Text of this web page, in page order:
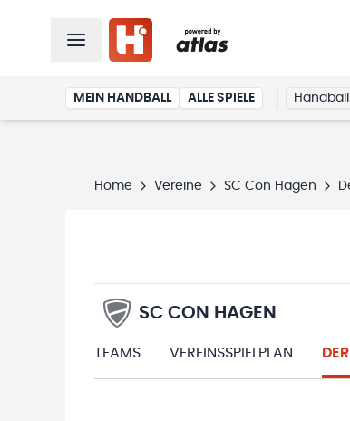
MEIN HANDBALL ALLE SPIELE
Home Vereine SC Con Hagen
SC CON HAGEN
TEAMS VEREINSSPIELPLAN